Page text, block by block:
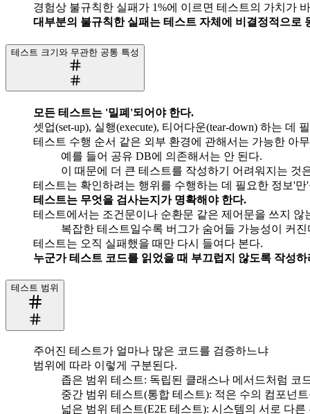
경험상 불규칙한 실패가 1%에 이르면 테스트의 가치가
대부분의 불규칙한 실패는 테스트 자체에 비결정적으로
테스트 크기와 무관한 공통 특성
모든 테스트는 '밀폐'되어야 한다.
셋업(set-up), 실행(execute), 티어다운(tear-down) 하는 데
테스트 수행 순서 같은 외부 환경에 관해서는 가능한 아
예를 들어 공유 DB에 의존해서는 안 된다.
이 때문에 더 큰 테스트를 작성하기 어려워지는 것
테스트는 확인하려는 행위를 수행하는 데 필요한 정보'
테스트는 무엇을 검사는지가 명확해야 한다.
테스트에서는 조건문이나 순환문 같은 제어문을 쓰지 않
복잡한 테스트일수록 버그가 숨어들 가능성이 커진
테스트는 오직 실패했을 때만 다시 들여다 본다.
누군가 테스트 코드를 읽었을 때 부끄럽지 않도록 작성하
테스트 범위
주어진 테스트가 얼마나 많은 코드를 검증하느냐
범위에 따라 이렇게 구분된다.
좁은 범위 테스트: 독립된 클래스나 메서드처럼 코
중간 범위 테스트(통합 테스트): 적은 수의 컴포넌
넓은 범위 테스트(E2E 테스트): 시스템의 서로 다